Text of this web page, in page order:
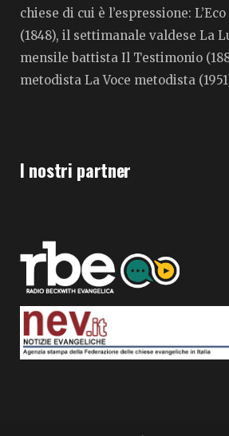
chiese di cui è l’espressione:
(1848), il settimanale valdese La
mensile battista Il Testimonio
metodista La Voce metodista
I nostri partner